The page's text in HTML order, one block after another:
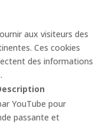
aux visiteurs des
Ces cookies
des informations
YouTube pour
passante et